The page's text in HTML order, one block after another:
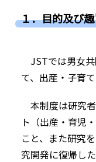
１．目的及び
JSTでは男女
て、出産・子育
本制度は研究
ト（出産・育児
こと、また研究
究開発に復帰し